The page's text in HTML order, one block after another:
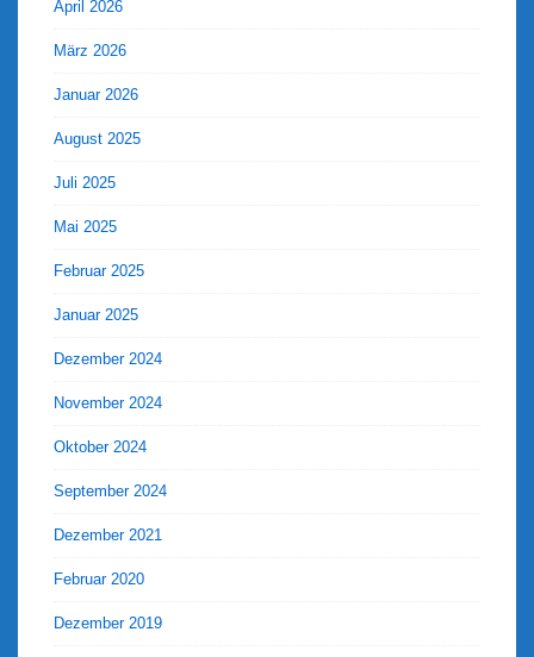
April 2026
März 2026
Januar 2026
August 2025
Juli 2025
Mai 2025
Februar 2025
Januar 2025
Dezember 2024
November 2024
Oktober 2024
September 2024
Dezember 2021
Februar 2020
Dezember 2019